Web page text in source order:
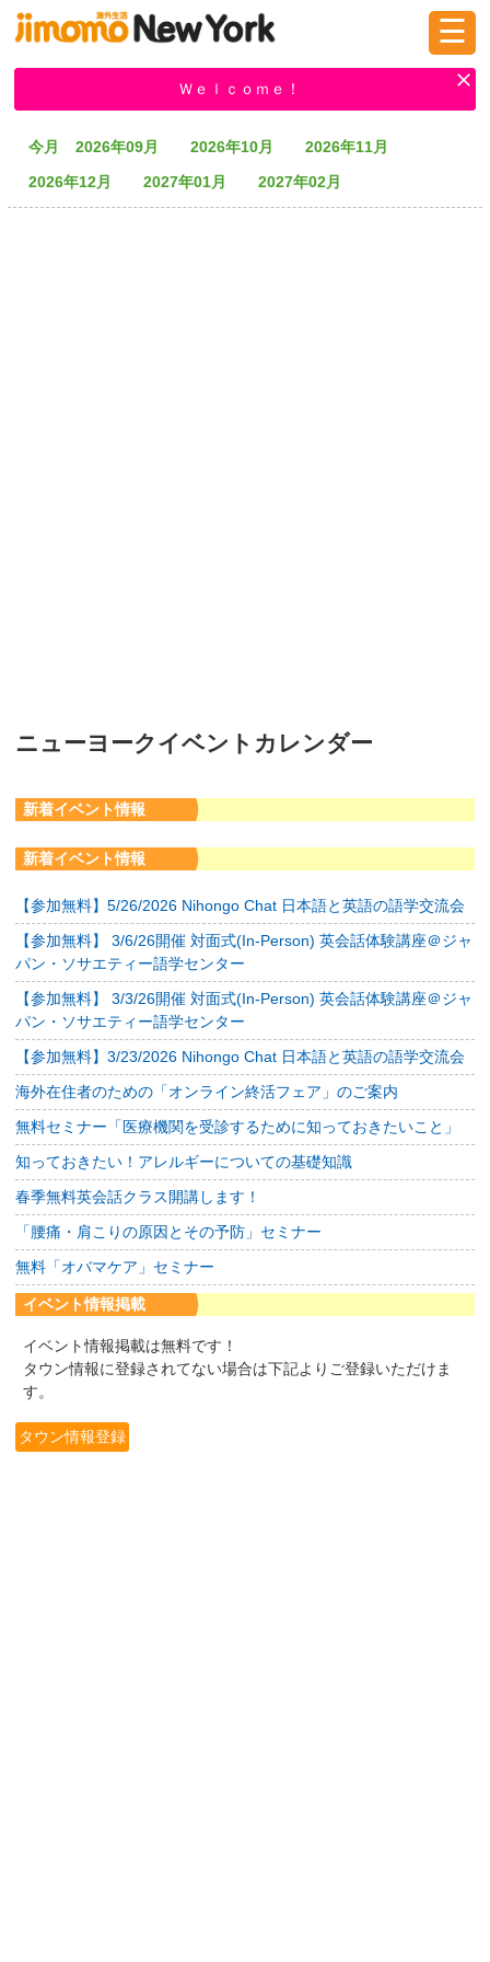
掲示板 タウン情報 教えて！
☰
Ｗｅｌｃｏｍｅ！
今月 2026年09月 2026年10月
2026年11月
2026年12月
2027年01月 2027年02月
ニューヨークイベントカレンダー
新着イベント情報
新着イベント情報
【参加無料】5/26/2026 Nihongo Chat 日本語と英語の語学交流会
【参加無料】 3/6/26開催 対面式(In-Person) 英会話体験講座＠ジャ
パン・ソサエティー語学センター
【参加無料】 3/3/26開催 対面式(In-Person) 英会話体験講座＠ジャ
パン・ソサエティー語学センター
【参加無料】3/23/2026 Nihongo Chat 日本語と英語の語学交流会
海外在住者のための「オンライン終活フェア」のご案内
無料セミナー「医療機関を受診するために知っておきたいこと」
知っておきたい！アレルギーについての基礎知識
春季無料英会話クラス開講します！
「腰痛・肩こりの原因とその予防」セミナー
無料「オバマケア」セミナー
イベント情報掲載
イベント情報掲載は無料です！
タウン情報に登録されてない場合は下記よりご登録いただけま
す。
タウン情報登録